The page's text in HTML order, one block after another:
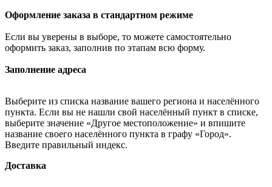
Оформление заказа в стандартном режиме
Если вы уверены в выборе, то можете самостоятельно
оформить заказ, заполнив по этапам всю форму.
Заполнение адреса
Выберите из списка название вашего региона и населённого
пункта. Если вы не нашли свой населённый пункт в списке,
выберите значение «Другое местоположение» и впишите
название своего населённого пункта в графу «Город».
Введите правильный индекс.
Доставка